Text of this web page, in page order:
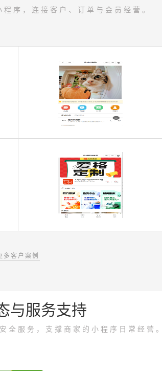
序，连接客户、订单与会员经营。
多客户案例
与服务支持
全服务，支撑商家的小程序日常经营。